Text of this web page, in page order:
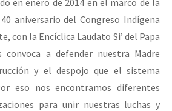
aniversario del Congreso Indígena
con la Encíclica Laudato Si’ del Papa
convoca a defender nuestra Madre
y el despojo que el sistema
eso nos encontramos diferentes
para unir nuestras luchas y